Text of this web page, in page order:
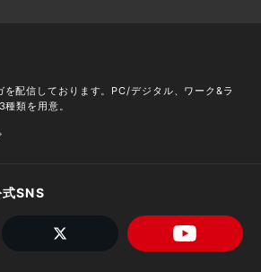
を配信しております。PC/デジタル、ワーク&ラ
類を用意。
SNS